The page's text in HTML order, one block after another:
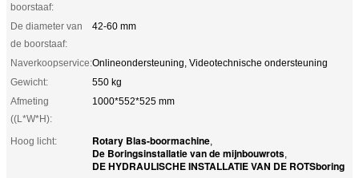
boorstaaf:
De diameter van
de boorstaaf:
42-60 mm
Naverkoopservice:Onlineondersteuning, Videotechnische ondersteuning
Gewicht:
550 kg
Afmeting
((L*W*H):
1000*552*525 mm
Hoog licht: Rotary Blas-boormachine,
De Boringsinstallatie van de mijnbouwrots,
DE HYDRAULISCHE INSTALLATIE VAN DE ROTSboring